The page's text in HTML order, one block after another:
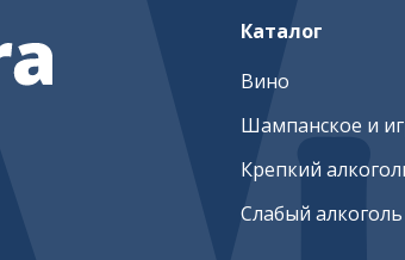
Каталог
Вино
Шампанское и
Крепкий
Слабый алкоголь